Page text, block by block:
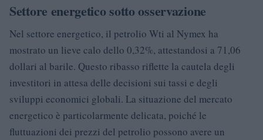
Settore energetico sotto osservazione
Nel settore energetico, il petrolio Wti al Nymex ha
mostrato un lieve calo dello 0,32%, attestandosi a 71,06
dollari al barile. Questo ribasso riflette la cautela degli
investitori in attesa delle decisioni sui tassi e degli
sviluppi economici globali. La situazione del mercato
energetico è particolarmente delicata, poiché le
fluttuazioni dei prezzi del petrolio possono avere un